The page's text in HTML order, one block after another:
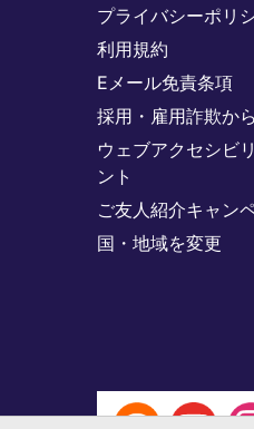
プライバシーポリ
利用規約
Eメール免責条項
採用・雇用詐欺か
ウェブアクセシビ
ント
ご友人紹介キャン
国・地域を変更